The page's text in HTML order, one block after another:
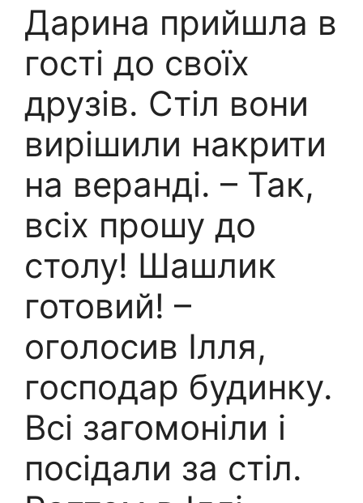
Дарина прийшла в
гості до своїх
друзів. Стіл вони
вирішили накрити
на веранді. – Так,
всіх прошу до
столу! Шашлик
готовий! –
оголосив Ілля,
господар будинку.
Всі загомоніли і
посідали за стіл.